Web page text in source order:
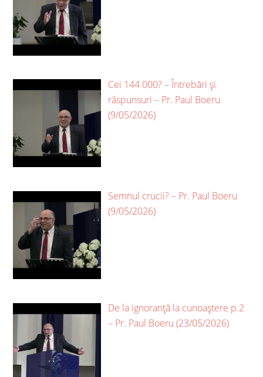
Cei 144 000? – Întrebări și
răspunsuri – Pr. Paul Boeru
(9/05/2026)
Semnul crucii? – Pr. Paul Boeru
(9/05/2026)
De la ignoranță la cunoaștere p.2
– Pr. Paul Boeru (23/05/2026)